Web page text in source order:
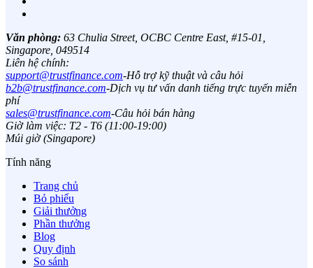
Văn phòng: 63 Chulia Street, OCBC Centre East, #15-01,
Singapore, 049514
Liên hệ chính:
support@trustfinance.com-Hỗ trợ kỹ thuật và câu hỏi
b2b@trustfinance.com-Dịch vụ tư vấn danh tiếng trực tuyến miễn
phí
sales@trustfinance.com-Câu hỏi bán hàng
Giờ làm việc: T2 - T6 (11:00-19:00)
Múi giờ (Singapore)
Tính năng
Trang chủ
Bỏ phiếu
Giải thưởng
Phần thưởng
Blog
Quy định
So sánh